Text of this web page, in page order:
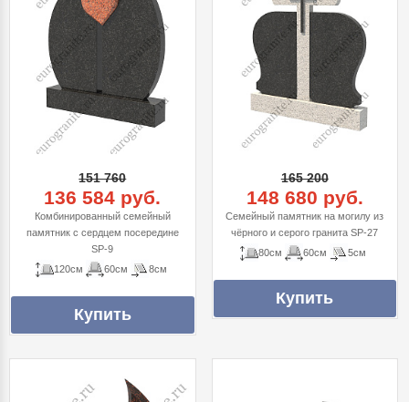
151 760
136 584 руб.
Комбинированный семейный
памятник с сердцем посередине
SP-9
120см
60см 8см
165 200
148 680 руб.
Cемейный памятник на могилу из
чёрного и серого гранита SP-27
80см
60см 5см